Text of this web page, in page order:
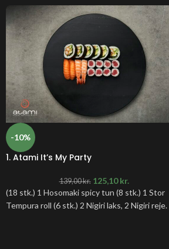
-10%
1. Atami It’s My Party
139,00kr. 125,10kr.
(18 stk.) 1 Hosomaki spicy tun (8 stk.) 1 Stor
Tempura roll (6 stk.) 2 Nigiri laks, 2 Nigiri reje.